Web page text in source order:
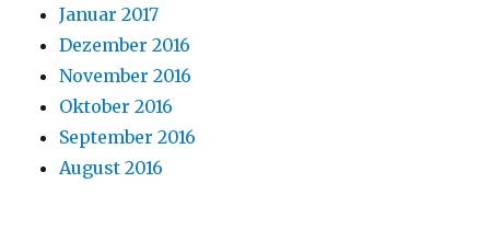
Januar 2017
Dezember 2016
November 2016
Oktober 2016
September 2016
August 2016